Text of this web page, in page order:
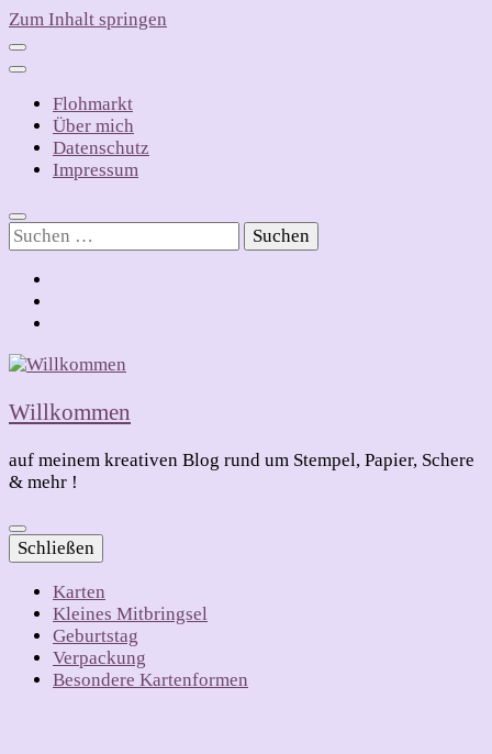
Zum Inhalt springen
Flohmarkt
Über mich
Datenschutz
Impressum
Suchen
nach:
Willkommen
auf meinem kreativen Blog rund um Stempel, Papier, Schere
& mehr !
Schließen
Karten
Kleines Mitbringsel
Geburtstag
Verpackung
Besondere Kartenformen